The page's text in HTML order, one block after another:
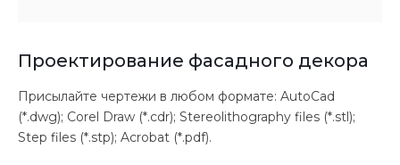
Проектирование фасадного декора
Присылайте чертежи в любом формате: AutoCad
(*.dwg); Corel Draw (*.cdr); Stereolithography files (*.stl);
Step files (*.stp); Acrobat (*.pdf).